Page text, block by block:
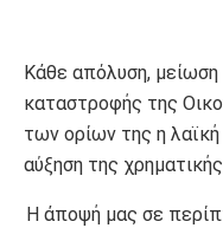
Κάθε απόλυση, μείωση
καταστροφής
των ορίων της η λαϊκή
αύξηση της
Η άποψή μας σε